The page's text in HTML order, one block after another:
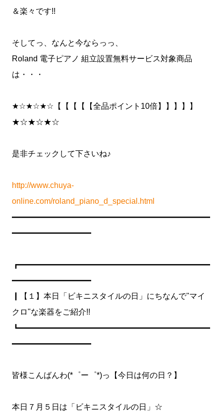
＆楽々です!!
そしてっ、なんと今ならっっ、
Roland 電子ピアノ 組立設置無料サービス対象商品
は・・・
★☆★☆★☆【【【【【全品ポイント10倍】】】】】
★☆★☆★☆
是非チェックして下さいね♪
http://www.chuya-
online.com/roland_piano_d_special.html
━━━━━━━━━━━━━━━━━━━━━━━━━
━━━━━━━━━━
┏━━━━━━━━━━━━━━━━━━━━━━━━
━━━━━━━━━━
┃【１】本日「ビキニスタイルの日」にちなんで"マイ
クロ"な楽器をご紹介!!
┗━━━━━━━━━━━━━━━━━━━━━━━━
━━━━━━━━━━
皆様こんばんわ(*゜ー゜*)っ【今日は何の日？】
本日７月５日は「ビキニスタイルの日」☆